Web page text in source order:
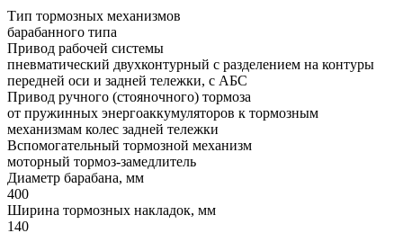
Тип тормозных механизмов
барабанного типа
Привод рабочей системы
пневматический двухконтурный с разделением на контуры
передней оси и задней тележки, с АБС
Привод ручного (стояночного) тормоза
от пружинных энергоаккумуляторов к тормозным
механизмам колес задней тележки
Вспомогательный тормозной механизм
моторный тормоз-замедлитель
Диаметр барабана, мм
400
Ширина тормозных накладок, мм
140